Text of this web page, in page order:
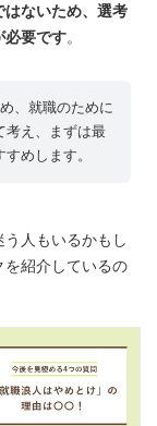
はないため、選考
必要です。
、就職のために
考え、まずは最
めします。
人もいるかもし
を紹介しているの